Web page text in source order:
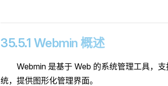
35.5.1 Webmin 概述
Webmin 是基于 Web 的系统管理工具，
统，提供图形化管理界面。